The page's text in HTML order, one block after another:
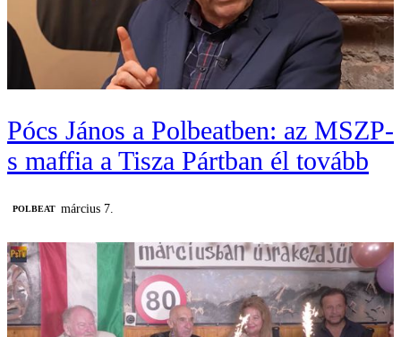
Pócs János a Polbeatben: az MSZP-
s maffia a Tisza Pártban él tovább
‎POLBEAT március 7.